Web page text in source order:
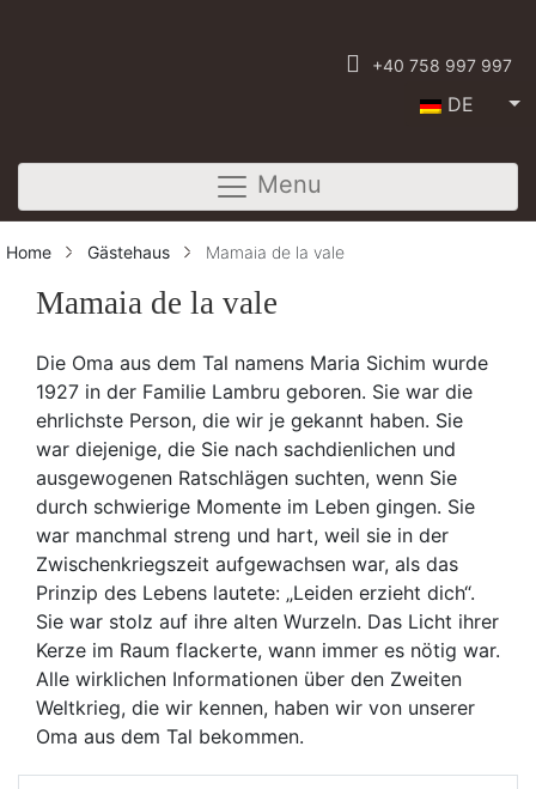
+40 758 997 997
DE
Menu
Home Gästehaus Mamaia de la vale
Mamaia de la vale
Die Oma aus dem Tal namens Maria Sichim wurde
1927 in der Familie Lambru geboren. Sie war die
ehrlichste Person, die wir je gekannt haben. Sie
war diejenige, die Sie nach sachdienlichen und
ausgewogenen Ratschlägen suchten, wenn Sie
durch schwierige Momente im Leben gingen. Sie
war manchmal streng und hart, weil sie in der
Zwischenkriegszeit aufgewachsen war, als das
Prinzip des Lebens lautete: „Leiden erzieht dich“.
Sie war stolz auf ihre alten Wurzeln. Das Licht ihrer
Kerze im Raum flackerte, wann immer es nötig war.
Alle wirklichen Informationen über den Zweiten
Weltkrieg, die wir kennen, haben wir von unserer
Oma aus dem Tal bekommen.